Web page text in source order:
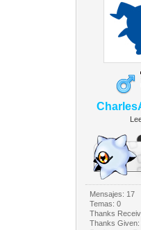
Mensajes: 17
Temas: 0
Thanks
Thanks Given: